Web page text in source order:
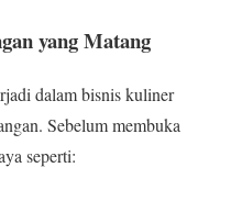
yang Matang
dalam bisnis kuliner
Sebelum membuka
seperti: